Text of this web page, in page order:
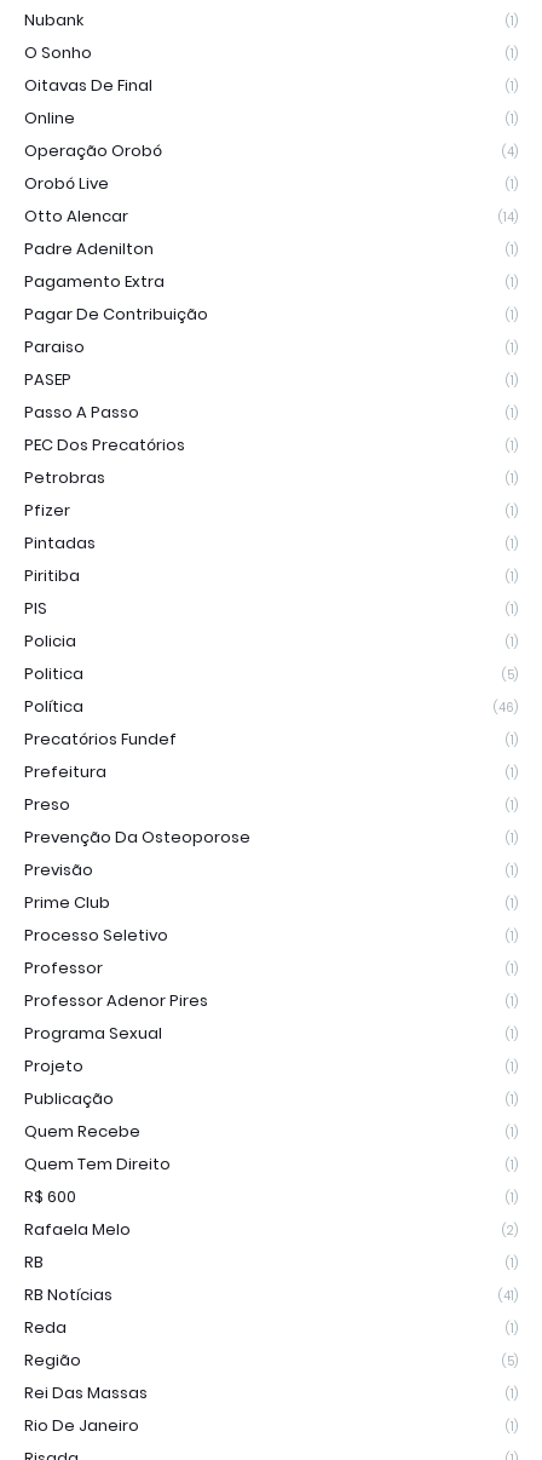
Nubank (1)
O Sonho (1)
Oitavas De Final (1)
Online (1)
Operação Orobó (4)
Orobó Live (1)
Otto Alencar (14)
Padre Adenilton (1)
Pagamento Extra (1)
Pagar De Contribuição (1)
Paraiso (1)
PASEP (1)
Passo A Passo (1)
PEC Dos Precatórios (1)
Petrobras (1)
Pfizer (1)
Pintadas (1)
Piritiba (1)
PIS (1)
Policia (1)
Politica (5)
Política (46)
Precatórios Fundef (1)
Prefeitura (1)
Preso (1)
Prevenção Da Osteoporose (1)
Previsão (1)
Prime Club (1)
Processo Seletivo (1)
Professor (1)
Professor Adenor Pires (1)
Programa Sexual (1)
Projeto (1)
Publicação (1)
Quem Recebe (1)
Quem Tem Direito (1)
R$ 600 (1)
Rafaela Melo (2)
RB (1)
RB Notícias (41)
Reda (1)
Região (5)
Rei Das Massas (1)
Rio De Janeiro (1)